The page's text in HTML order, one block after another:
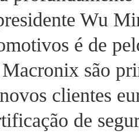
Wu
é de
são
clientes
de